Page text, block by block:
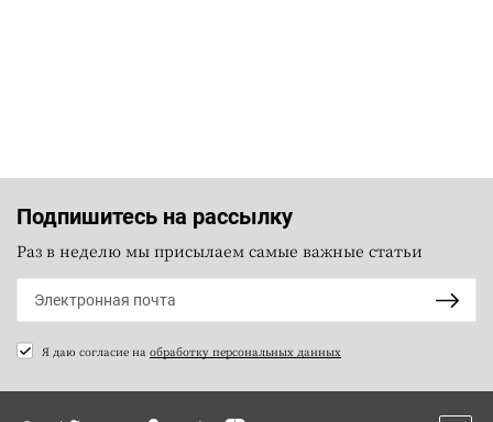
Подпишитесь на рассылку
Раз в неделю мы присылаем самые важные статьи
Я даю согласие на обработку персональных данных